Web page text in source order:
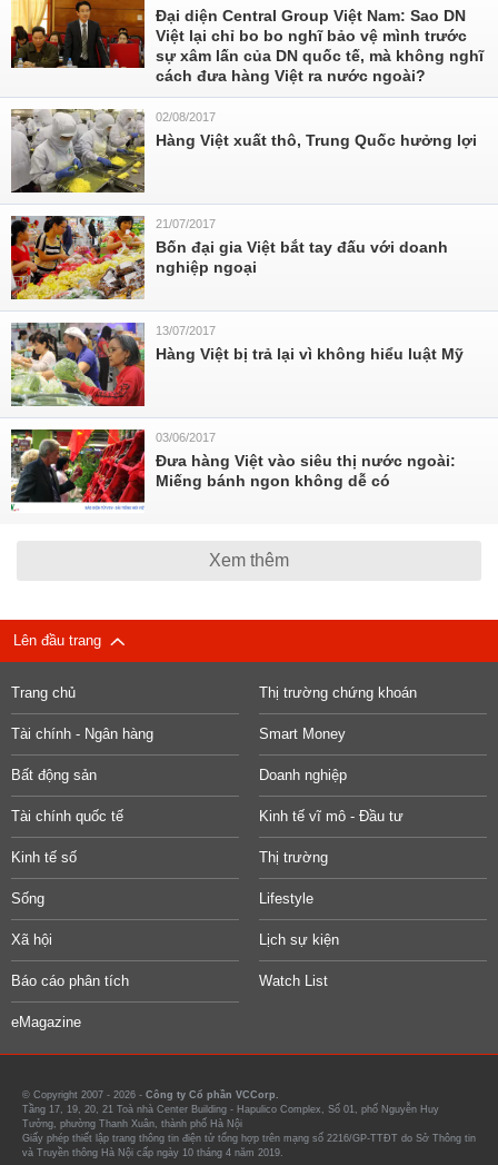
Đại diện Central Group Việt Nam: Sao DN
Việt lại chỉ bo bo nghĩ bảo vệ mình trước
sự xâm lấn của DN quốc tế, mà không nghĩ
cách đưa hàng Việt ra nước ngoài?
02/08/2017
Hàng Việt xuất thô, Trung Quốc hưởng lợi
21/07/2017
Bốn đại gia Việt bắt tay đấu với doanh
nghiệp ngoại
13/07/2017
Hàng Việt bị trả lại vì không hiểu luật Mỹ
03/06/2017
Đưa hàng Việt vào siêu thị nước ngoài:
Miếng bánh ngon không dễ có
Xem thêm
Lên đầu trang
Trang chủ Thị trường chứng khoán
Tài chính - Ngân hàng Smart Money
Bất động sản Doanh nghiệp
Tài chính quốc tế Kinh tế vĩ mô - Đầu tư
Kinh tế số Thị trường
Sống Lifestyle
Xã hội Lịch sự kiện
Báo cáo phân tích Watch List
eMagazine
© Copyright 2007 - 2026 - Công ty Cổ phần VCCorp.
Tầng 17, 19, 20, 21 Toà nhà Center Building - Hapulico Complex, Số 01, phố Nguyễn Huy
Tưởng, phường Thanh Xuân, thành phố Hà Nội
Giấy phép thiết lập trang thông tin điện tử tổng hợp trên mạng số 2216/GP-TTĐT do Sở Thông tin
và Truyền thông Hà Nội cấp ngày 10 tháng 4 năm 2019.